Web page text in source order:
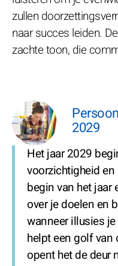
zullen
naar succes leiden.
zachte toon, die
2029
Het jaar 2029
voorzichtigheid
begin van het jaar
over je doelen en
wanneer illusies
helpt een golf
opent het de deur